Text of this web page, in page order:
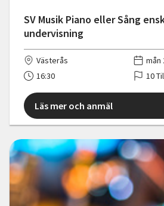
SV Musik Piano eller Sång
undervisning
Västerås
mån
16:30
10
Läs mer och anmäl